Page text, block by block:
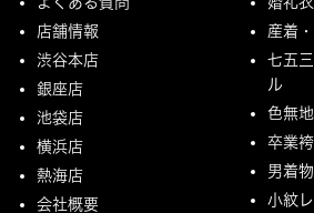
店舗情報
渋谷本店
銀座店
池袋店
横浜店
熱海店
会社概要
産着
七五
ル
色無
卒業
男着
小紋